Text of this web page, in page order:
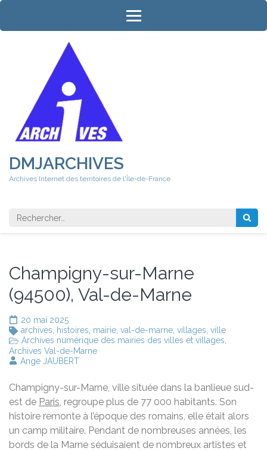
Aller
contenu
DMJARCHIVES
Archives Internet des territoires de l'Île-de-France
Rechercher
Champigny-sur-Marne
(94500), Val-de-Marne
20 mai 2025
archives
histoires mairie val-de-marne villages ville
Archives numérique des mairies des villes et villages
Archives Val-de-Marne
Ange JAUBERT
Champigny-sur-Marne, ville située dans la banlieue sud-
est de Paris, regroupe plus de 77 000 habitants. Son
histoire remonte à l’époque des romains, elle était alors
un camp militaire. Pendant de nombreuses années, les
bords de la Marne séduisaient de nombreux artistes et